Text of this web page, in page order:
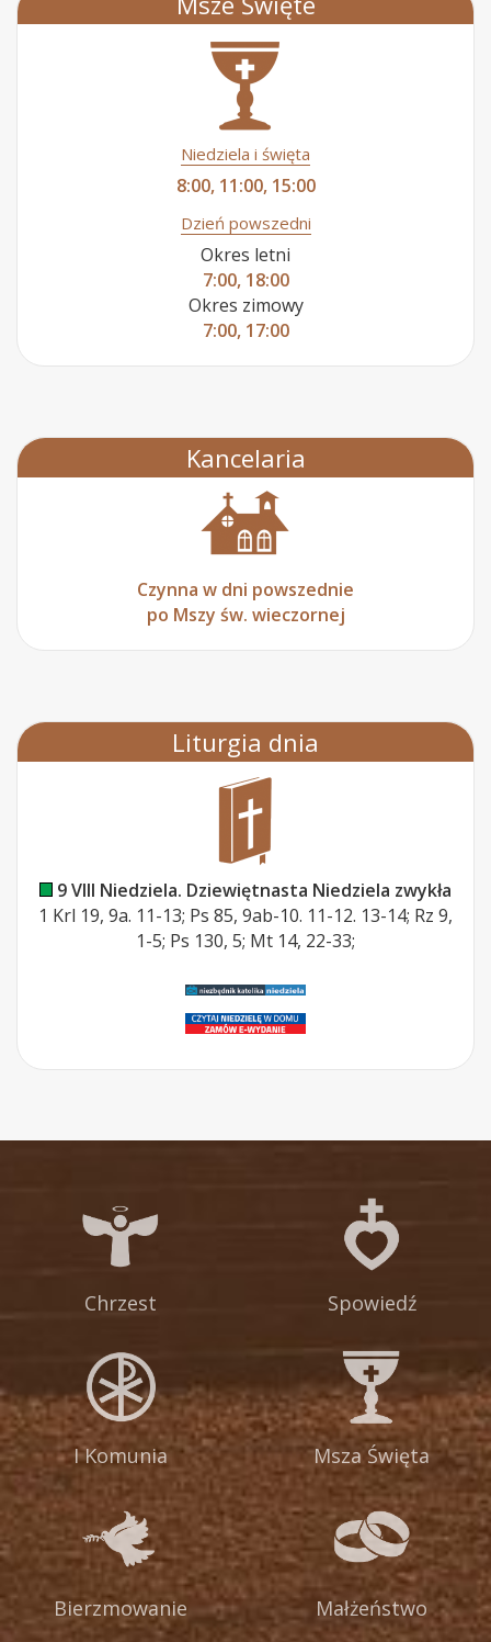
Niedziela i święta
8:00, 11:00, 15:00
Dzień powszedni
Okres letni
7:00, 18:00
Okres zimowy
7:00, 17:00
Kancelaria
Czynna w dni powszednie
po Mszy św. wieczornej
Liturgia dnia
9 VIII Niedziela. Dziewiętnasta Niedziela zwykła
1 Krl 19, 9a. 11-13; Ps 85, 9ab-10. 11-12. 13-14; Rz 9,
1-5; Ps 130, 5; Mt 14, 22-33;
Chrzest Spowiedź
I Komunia Msza Święta
Bierzmowanie Małżeństwo